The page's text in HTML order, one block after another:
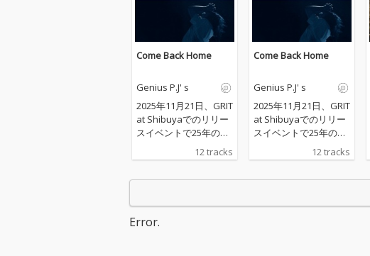
Come Back Home
Genius P.J' s
2025年11月21日、GRIT
at Shibuyaでのリリー
スイベントで25年の活
動の幕を閉じたHIPHO
Pバンド「Genius P.
で発表してきた楽曲や
12 tracks
Come Back Home
Genius P.J' s
2025年11月21日、GRIT
at Shibuyaでのリリー
スイベントで25年の活
動の幕を閉じたHIPHO
Pバンド「Genius P.
12 tracks
Error.